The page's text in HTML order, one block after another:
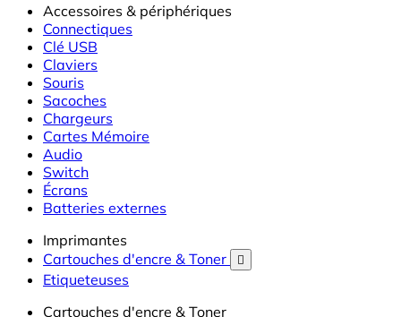
Accessoires & périphériques
Connectiques
Clé USB
Claviers
Souris
Sacoches
Chargeurs
Cartes Mémoire
Audio
Switch
Écrans
Batteries externes
Imprimantes
Cartouches d'encre & Toner

Etiqueteuses
Cartouches d'encre & Toner